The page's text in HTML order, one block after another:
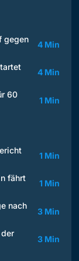
gegen
4 Min
4 Min
60
1 Min
1 Min
fährt
1 Min
nach
3 Min
3 Min